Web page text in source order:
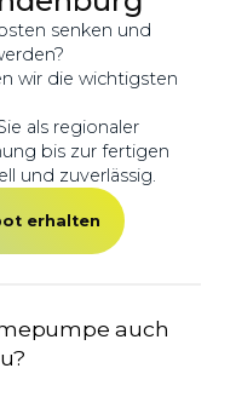
senken und
wir die wichtigsten
als regionaler
bis zur fertigen
und zuverlässig.
erhalten
auch